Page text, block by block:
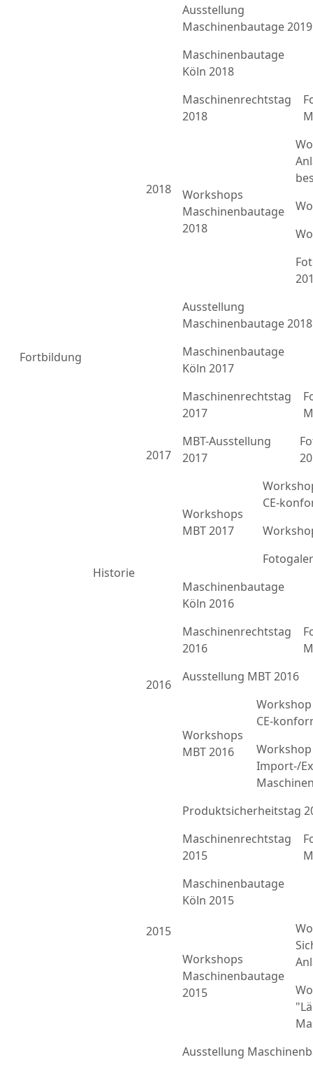
Fortbildung
Historie
Ausstellung
Maschinenbautage 2019
2018
Maschinenbautage
Köln 2018
Maschinenrechtstag
2018
Workshops
Maschinenbautage
2018
Ausstellung
Maschinenbautage 2018
2017
Maschinenbautage
Köln 2017
Maschinenrechtstag
2017
MBT-Ausstellung
2017
Workshops
MBT 2017
CE-
2016
Maschinenbautage
Köln 2016
Maschinenrechtstag
2016
Ausstellung MBT 2016
Workshops
MBT 2016
CE-
Import-/
2015
Produktsicherheitstag
Maschinenrechtstag
2015
Maschinenbautage
Köln 2015
Workshops
Maschinenbautage
2015
Ausstellung